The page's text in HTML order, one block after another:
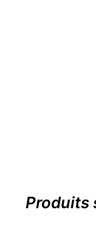
Produits